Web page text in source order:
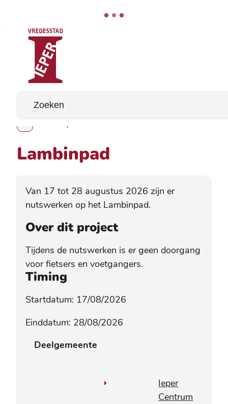
Naar inhoud
Stad Ieper
Wat zoek je?
Toon alle broodkruimel items
Lambinpad
Lambinpad
Van 17 tot 28 augustus 2026 zijn er
nutswerken op het Lambinpad.
Over dit project
Tijdens de nutswerken is er geen doorgang
voor fietsers en voetgangers.
Timing
Startdatum: 17/08/2026
Einddatum: 28/08/2026
Deelgemeente
Ieper
Centrum